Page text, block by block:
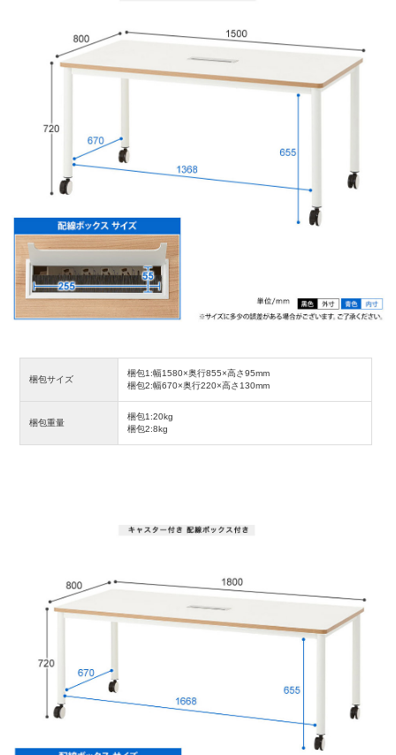
梱包サイズ
梱包1:幅1580×奥行855×高さ95mm
梱包2:幅670×奥行220×高さ130mm
梱包重量
梱包1:20kg
梱包2:8kg